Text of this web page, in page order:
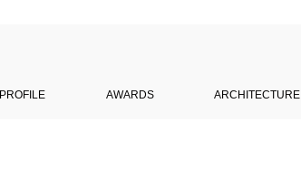
PROFILE AWARDS ARCHITECTURE